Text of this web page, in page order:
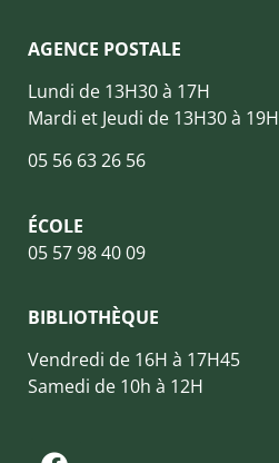
AGENCE POSTALE
Lundi de 13H30 à 17H
Mardi et Jeudi de 13H30 à 19H
05 56 63 26 56
ÉCOLE
05 57 98 40 09
BIBLIOTHÈQUE
Vendredi de 16H à 17H45
Samedi de 10h à 12H